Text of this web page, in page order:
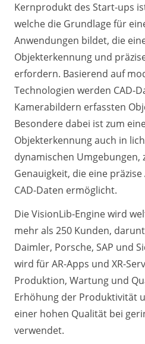
Kernprodukt des Start-ups
welche die Grundlage für
Anwendungen bildet, die
Objekterkennung und
erfordern. Basierend auf
Technologien werden CAD-
Kamerabildern erfassten
Besondere dabei ist zum
Objekterkennung auch in
dynamischen Umgebungen,
Genauigkeit, die eine
CAD-Daten ermöglicht.
Die VisionLib-Engine wird
mehr als 250 Kunden,
Daimler, Porsche, SAP und
wird für AR-Apps und XR-
Produktion, Wartung und
Erhöhung der Produktivität
einer hohen Qualität bei
verwendet.